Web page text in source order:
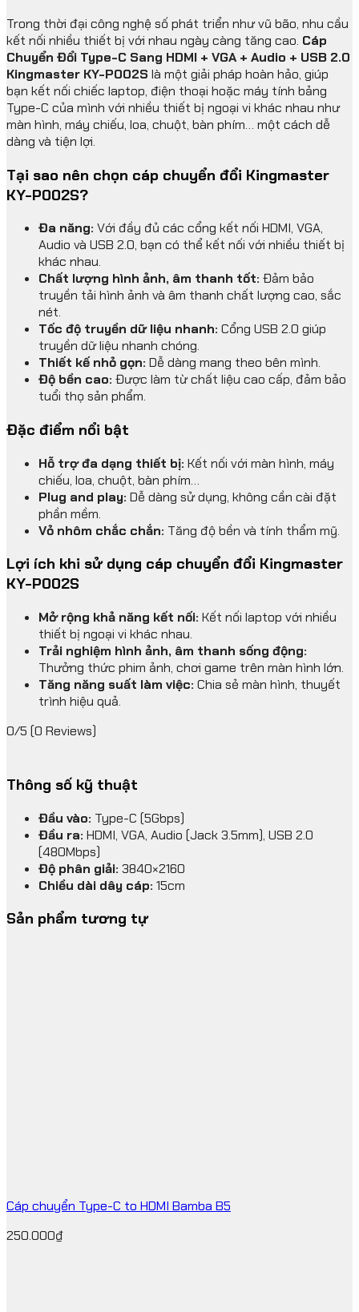
Trong thời đại công nghệ số phát triển như vũ bão, nhu cầu
kết nối nhiều thiết bị với nhau ngày càng tăng cao. Cáp
Chuyển Đổi Type-C Sang HDMI + VGA + Audio + USB 2.0
Kingmaster KY-P002S là một giải pháp hoàn hảo, giúp
bạn kết nối chiếc laptop, điện thoại hoặc máy tính bảng
Type-C của mình với nhiều thiết bị ngoại vi khác nhau như
màn hình, máy chiếu, loa, chuột, bàn phím… một cách dễ
dàng và tiện lợi.
Tại sao nên chọn cáp chuyển đổi Kingmaster
KY-P002S?
Đa năng: Với đầy đủ các cổng kết nối HDMI, VGA,
Audio và USB 2.0, bạn có thể kết nối với nhiều thiết bị
khác nhau.
Chất lượng hình ảnh, âm thanh tốt: Đảm bảo
truyền tải hình ảnh và âm thanh chất lượng cao, sắc
nét.
Tốc độ truyền dữ liệu nhanh: Cổng USB 2.0 giúp
truyền dữ liệu nhanh chóng.
Thiết kế nhỏ gọn: Dễ dàng mang theo bên mình.
Độ bền cao: Được làm từ chất liệu cao cấp, đảm bảo
tuổi thọ sản phẩm.
Đặc điểm nổi bật
Hỗ trợ đa dạng thiết bị: Kết nối với màn hình, máy
chiếu, loa, chuột, bàn phím…
Plug and play: Dễ dàng sử dụng, không cần cài đặt
phần mềm.
Vỏ nhôm chắc chắn: Tăng độ bền và tính thẩm mỹ.
Lợi ích khi sử dụng cáp chuyển đổi Kingmaster
KY-P002S
Mở rộng khả năng kết nối: Kết nối laptop với nhiều
thiết bị ngoại vi khác nhau.
Trải nghiệm hình ảnh, âm thanh sống động:
Thưởng thức phim ảnh, chơi game trên màn hình lớn.
Tăng năng suất làm việc: Chia sẻ màn hình, thuyết
trình hiệu quả.
0/5 (0 Reviews)
Thông số kỹ thuật
Đầu vào: Type-C (5Gbps)
Đầu ra: HDMI, VGA, Audio (Jack 3.5mm), USB 2.0
(480Mbps)
Độ phân giải: 3840×2160
Chiều dài dây cáp: 15cm
Sản phẩm tương tự
Cáp chuyển Type-C to HDMI Bamba B5
250.000₫